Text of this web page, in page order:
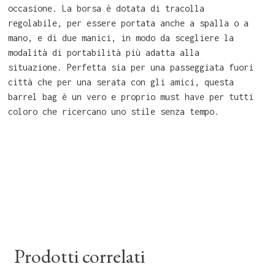
occasione. La borsa è dotata di tracolla
regolabile, per essere portata anche a spalla o a
mano, e di due manici, in modo da scegliere la
modalità di portabilità più adatta alla
situazione. Perfetta sia per una passeggiata fuori
città che per una serata con gli amici, questa
barrel bag è un vero e proprio must have per tutti
coloro che ricercano uno stile senza tempo.
Prodotti correlati